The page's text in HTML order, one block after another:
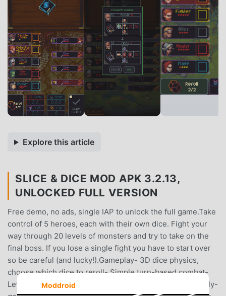
Explore this article
SLICE & DICE MOD APK 3.2.13,
UNLOCKED FULL VERSION
Free demo, no ads, single IAP to unlock the full game.Take
control of 5 heroes, each with their own dice. Fight your
way through 20 levels of monsters and try to take on the
final boss. If you lose a single fight you have to start over
so be careful (and lucky!).Gameplay- 3D dice physics,
choose which dice to reroll- Simple turn-based combat-
Level up a hero or gain an item after each fight- Randomly-
Moddroid